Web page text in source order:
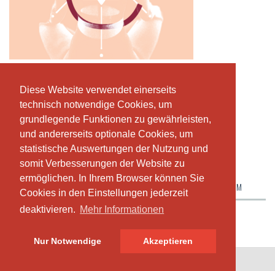
Diese Website verwendet einerseits
technisch notwendige Cookies, um
grundlegende Funktionen zu gewährleisten,
und andererseits optionale Cookies, um
statistische Auswertungen der Nutzung und
somit Verbesserungen der Website zu
ermöglichen. In Ihrem Browser können Sie
Cookies in den Einstellungen jederzeit
deaktivieren. Mehr Informationen
Nur Notwendige Akzeptieren
Diese Website verwendet einerseits
technisch notwendige Cookies, um
grundlegende Funktionen zu gewährleisten,
und andererseits optionale Cookies, um
statistische Auswertungen der Nutzung und
somit Verbesserungen der Website zu
ermöglichen. In Ihrem Browser können Sie
Cookies in den Einstellungen jederzeit
deaktivieren. Mehr Informationen
Nur Notwendige Akzeptieren
Yoga Teacher
Mühlegasse 18h, CH-6340 Baar,+41 78 879 76 54
https://amanda-zavaleta.ch
amandazavaleta@gmail.com
ABONNEMENTE & PREISE ÜBER UNS UNSER TEAM